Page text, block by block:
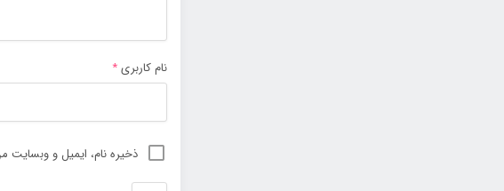
نام کاربری *
ذخیره نام، ایمیل و وبسایت